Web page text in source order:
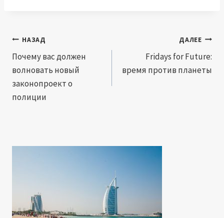
Навигация
по
записям
НАЗАД
Почему вас должен
волновать новый
законопроект о
полиции
ДАЛЕЕ
Fridays for Future:
время против планеты